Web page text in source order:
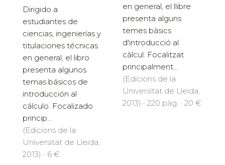
Dirigido a
estudiantes de
ciencias, ingenierías y
titulaciones técnicas
en general, el libro
presenta algunos
temas básicos de
introducción al
cálculo. Focalizado
princip...
(Edicions de la
Universitat de Lleida,
2013) · 6 €
en general, el llibre
presenta alguns
temes bàsics
d'introducció al
càlcul. Focalitzat
principalment...
(Edicions de la
Universitat de Lleida,
2013) · 220 pàg. · 20 €